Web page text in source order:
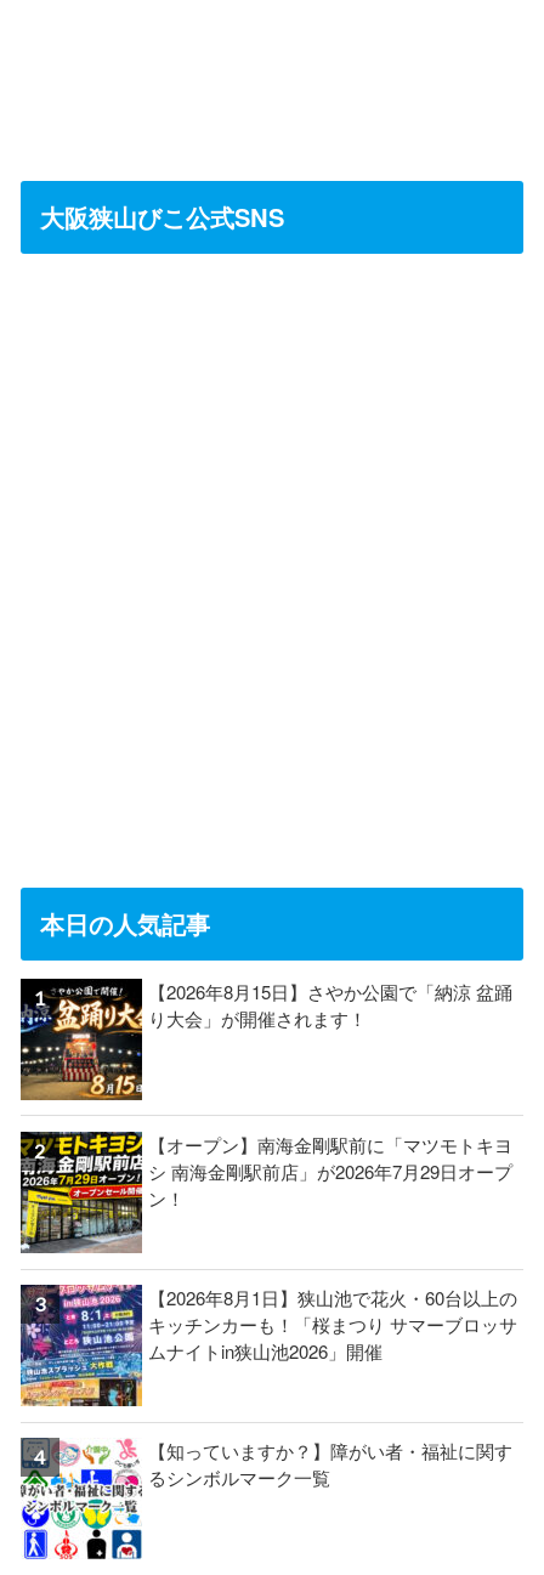
大阪狭山びこ公式SNS
本日の人気記事
【2026年8月15日】さやか公園で「納涼 盆踊
り大会」が開催されます！
【オープン】南海金剛駅前に「マツモトキヨ
シ 南海金剛駅前店」が2026年7月29日オープ
ン！
【2026年8月1日】狭山池で花火・60台以上の
キッチンカーも！「桜まつり サマーブロッサ
ムナイトin狭山池2026」開催
【知っていますか？】障がい者・福祉に関す
るシンボルマーク一覧